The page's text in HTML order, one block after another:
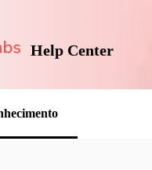
Help Center